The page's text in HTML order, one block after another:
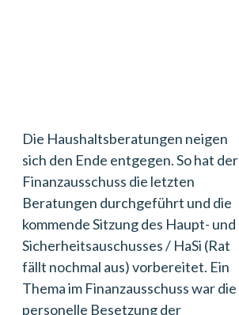
Die Haushaltsberatungen neigen
sich den Ende entgegen. So hat der
Finanzausschuss die letzten
Beratungen durchgeführt und die
kommende Sitzung des Haupt- und
Sicherheitsauschusses / HaSi (Rat
fällt nochmal aus) vorbereitet. Ein
Thema im Finanzausschuss war die
personelle Besetzung der